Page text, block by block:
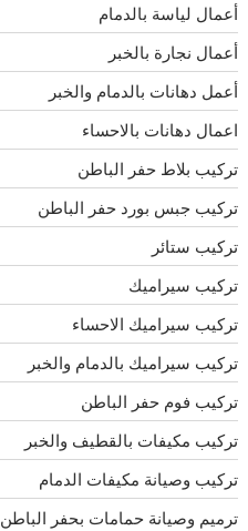
أعمال لياسة بالدمام
أعمال نجارة بالخبر
أعمل دهانات بالدمام والخبر
اعمال دهانات بالاحساء
تركيب بلاط حفر الباطن
تركيب جبس بورد حفر الباطن
تركيب ستائر
تركيب سيراميك
تركيب سيراميك الاحساء
تركيب سيراميك بالدمام والخبر
تركيب فوم حفر الباطن
تركيب مكيفات بالقطيف والخبر
تركيب وصيانة مكيفات الدمام
ترميم وصيانة حمامات بحفر الباطن